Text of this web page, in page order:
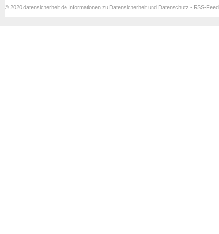
© 2020 datensicherheit.de Informationen zu Datensicherheit und Datenschutz - RSS-